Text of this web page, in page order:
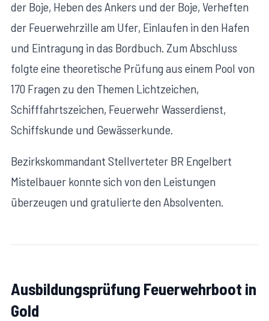
der Boje, Heben des Ankers und der Boje, Verheften
der Feuerwehrzille am Ufer, Einlaufen in den Hafen
und Eintragung in das Bordbuch. Zum Abschluss
folgte eine theoretische Prüfung aus einem Pool von
170 Fragen zu den Themen Lichtzeichen,
Schifffahrtszeichen, Feuerwehr Wasserdienst,
Schiffskunde und Gewässerkunde.
Bezirkskommandant Stellverteter BR Engelbert
Mistelbauer konnte sich von den Leistungen
überzeugen und gratulierte den Absolventen.
Ausbildungsprüfung Feuerwehrboot in
Gold